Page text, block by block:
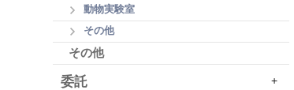
動物実験室
その他
その他
委託 +